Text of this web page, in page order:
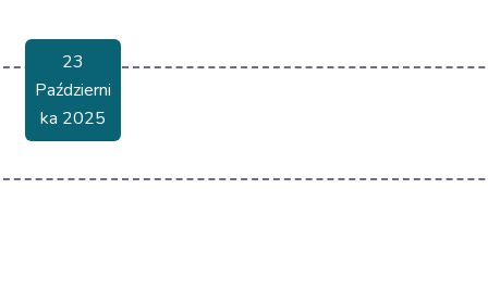
23
Październi
Ka 2025